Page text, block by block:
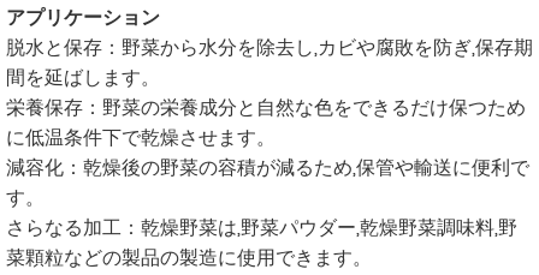
アプリケーション
脱水と保存：野菜から水分を除去し,カビや腐敗を防ぎ,保存期
間を延ばします。
栄養保存：野菜の栄養成分と自然な色をできるだけ保つため
に低温条件下で乾燥させます。
減容化：乾燥後の野菜の容積が減るため,保管や輸送に便利で
す。
さらなる加工：乾燥野菜は,野菜パウダー,乾燥野菜調味料,野
菜顆粒などの製品の製造に使用できます。